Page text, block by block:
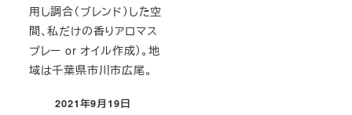
用し調合（ブレンド）した空
間、私だけの香りアロマス
プレー or オイル作成）。地
域は千葉県市川市広尾。
投稿日
2021年9月19日